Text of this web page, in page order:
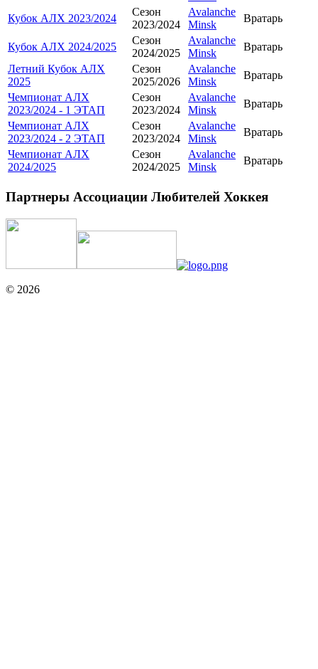
Кубок АЛХ 2023/2024
Сезон
2023/2024
Avalanche
Minsk
Вратарь
Кубок АЛХ 2024/2025
Сезон
2024/2025
Avalanche
Minsk
Вратарь
Летний Кубок АЛХ
2025
Сезон
2025/2026
Avalanche
Minsk
Вратарь
Чемпионат АЛХ
2023/2024 - 1 ЭТАП
Сезон
2023/2024
Avalanche
Minsk
Вратарь
Чемпионат АЛХ
2023/2024 - 2 ЭТАП
Сезон
2023/2024
Avalanche
Minsk
Вратарь
Чемпионат АЛХ
2024/2025
Сезон
2024/2025
Avalanche
Minsk
Вратарь
Партнеры Ассоциации Любителей Хоккея
© 2026